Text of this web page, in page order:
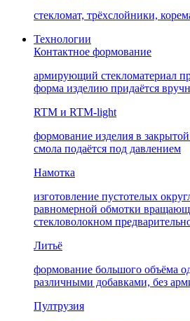
стекломат, трёхслойники,
Технологии
Контактное формование
армирующий стекломатериал
форма изделию придаётся
RTM и RTM-light
формование изделия в
смола подаётся под давлением
Намотка
изготовление пустотелых
равномерной обмотки
стекловолокном
Литьё
формование большого объёма
различными добавками, без
Пултрузия